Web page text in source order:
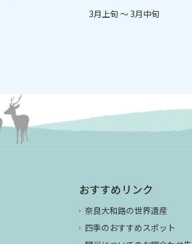
3月上旬 ～ 3月中旬
おすすめリンク
奈良大和路の世界遺産
四季のおすすめスポット